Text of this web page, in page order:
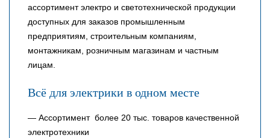
ассортимент электро и светотехнической продукции
доступных для заказов промышленным
предприятиям, строительным компаниям,
монтажникам, розничным магазинам и частным
лицам.
Всё для электрики в одном месте
— Ассортимент более 20 тыс. товаров качественной
электротехники